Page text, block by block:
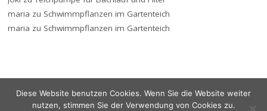
maria zu Schwimmpflanzen im Gartenteich
maria zu Schwimmpflanzen im Gartenteich
Copyright ©2026. Gartenteich Hilfe
Diese Website benutzen Cookies. Wenn Sie die Website weiter
nutzen, stimmen Sie der Verwendung von Cookies zu.